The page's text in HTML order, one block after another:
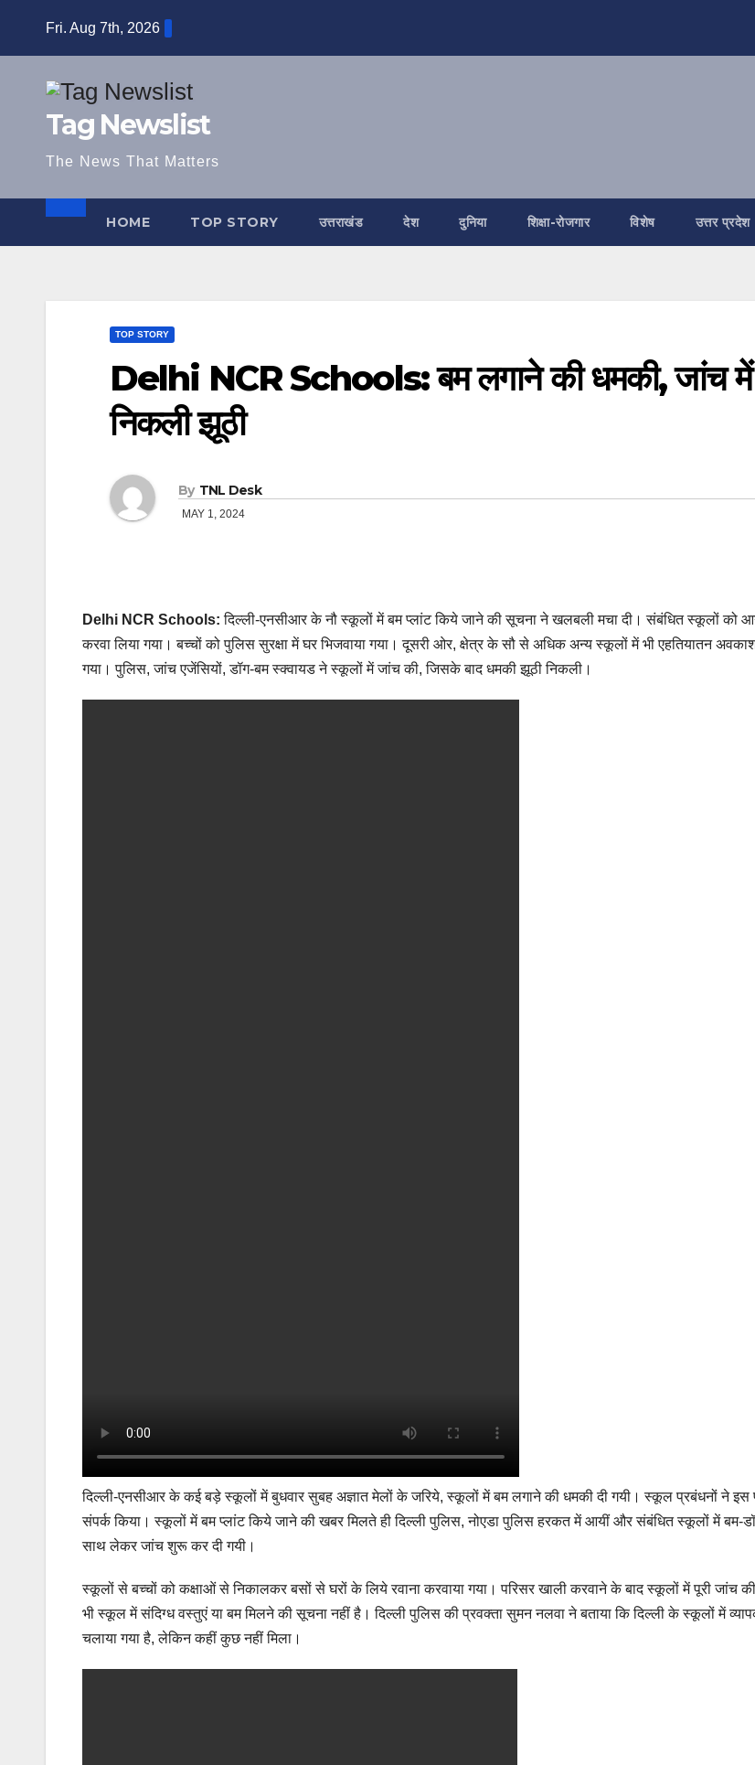
Fri. Aug 7th, 2026
Tag Newslist
The News That Matters
HOME TOP STORY उत्तराखंड देश दुनिया शिक्षा-रोजगार विशेष उत्तर प्रदेश
TOP STORY
Delhi NCR Schools: बम लगाने की धमकी, जांच में
निकली झूठी
By TNL Desk
MAY 1, 2024
Delhi NCR Schools: दिल्ली-एनसीआर के नौ स्कूलों में बम प्लांट किये जाने की सूचना ने खलबली मचा दी। संबंधित स्कूलों को
करवा लिया गया। बच्चों को पुलिस सुरक्षा में घर भिजवाया गया। दूसरी ओर, क्षेत्र के सौ से अधिक अन्य स्कूलों में भी एहतियातन अवकाश
गया। पुलिस, जांच एजेंसियों, डॉग-बम स्क्वायड ने स्कूलों में जांच की, जिसके बाद धमकी झूठी निकली।
दिल्ली-एनसीआर के कई बड़े स्कूलों में बुधवार सुबह अज्ञात मेलों के जरिये, स्कूलों में बम लगाने की धमकी दी गयी। स्कूल प्रबंधनों ने
संपर्क किया। स्कूलों में बम प्लांट किये जाने की खबर मिलते ही दिल्ली पुलिस, नोएडा पुलिस हरकत में आयीं और संबंधित स्कूलों में बम-
साथ लेकर जांच शुरू कर दी गयी।
स्कूलों से बच्चों को कक्षाओं से निकालकर बसों से घरों के लिये रवाना करवाया गया। परिसर खाली करवाने के बाद स्कूलों में पूरी जांच
भी स्कूल में संदिग्ध वस्तुएं या बम मिलने की सूचना नहीं है। दिल्ली पुलिस की प्रवक्ता सुमन नलवा ने बताया कि दिल्ली के स्कूलों में
चलाया गया है, लेकिन कहीं कुछ नहीं मिला।